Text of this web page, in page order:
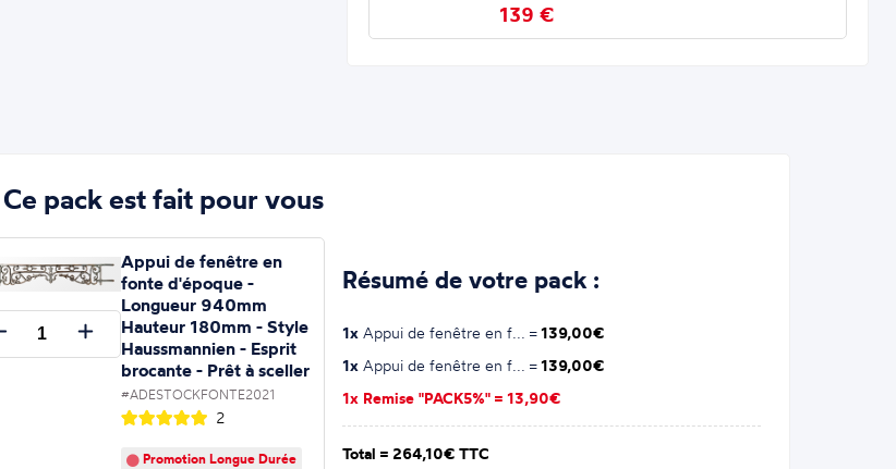
139 €
Ce pack est fait pour vous
Appui de fenêtre en
fonte d'époque -
Longueur 940mm
Hauteur 180mm - Style
Haussmannien - Esprit
brocante - Prêt à sceller
#ADESTOCKFONTE2021
2
Promotion Longue Durée
Résumé de votre pack :
1x Appui de fenêtre en f... =139,00€
1x Appui de fenêtre en f... =139,00€
1x Remise "PACK5%" =13,90€
Total = 264,10€ TTC